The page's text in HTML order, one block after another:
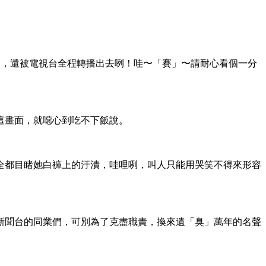
還被電視台全程轉播出去咧！哇〜「賽」〜請耐心看個一分
面，就噁心到吃不下飯說。
目睹她白褲上的汙漬，哇哩咧，叫人只能用哭笑不得來形容
台的同業們，可別為了克盡職責，換來遺「臭」萬年的名聲